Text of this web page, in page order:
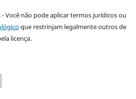
Você não pode aplicar termos jurídicos ou
que restrinjam legalmente outros de
licença.